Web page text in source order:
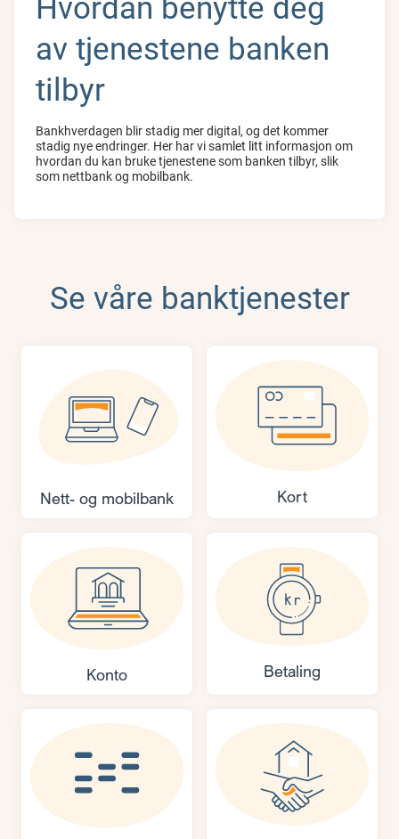
av tjenestene banken
tilbyr
Bankhverdagen blir stadig mer digital, og det kommer
stadig nye endringer. Her har vi samlet litt informasjon om
hvordan du kan bruke tjenestene som banken tilbyr, slik
som nettbank og mobilbank.
Se våre banktjenester
Nett- og mobilbank Kort
Konto Betaling